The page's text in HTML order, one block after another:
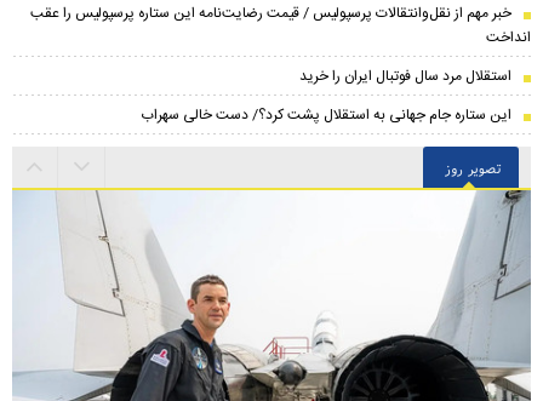
خبر مهم از نقل‌وانتقالات پرسپولیس / قیمت رضایت‌نامه این ستاره پرسپولیس را عقب
انداخت
استقلال مرد سال فوتبال ایران را خرید
این ستاره جام جهانی به استقلال پشت کرد؟/ دست خالی سهراب
تصویر روز